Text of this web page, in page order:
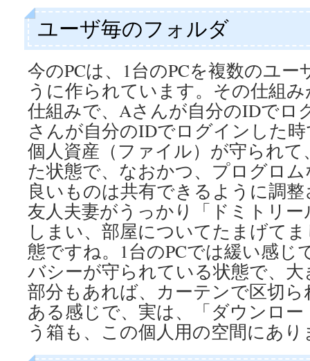
ユーザ毎のフォルダ
今のPCは、1台のPCを複数のユ
うに作られています。その仕組
仕組みで、Aさんが自分のIDでロ
さんが自分のIDでログインした
個人資産（ファイル）が守られ
た状態で、なおかつ、プログロ
良いものは共有できるように調
友人夫妻がうっかり「ドミトリ
しまい、部屋についてたまげて
態ですね。1台のPCでは緩い感じ
バシーが守られている状態で、
部分もあれば、カーテンで区切
ある感じで、実は、「ダウンロ
う箱も、この個人用の空間にあり